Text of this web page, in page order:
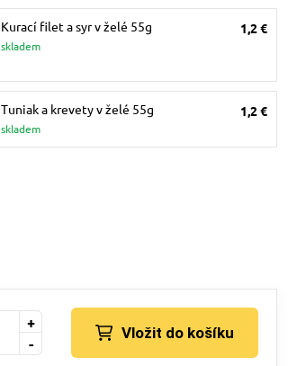
Kurací filet a syr v želé 55g
skladem
1,2 €
Tuniak a krevety v želé 55g
skladem
1,2 €
-
+
Vložit do košíku